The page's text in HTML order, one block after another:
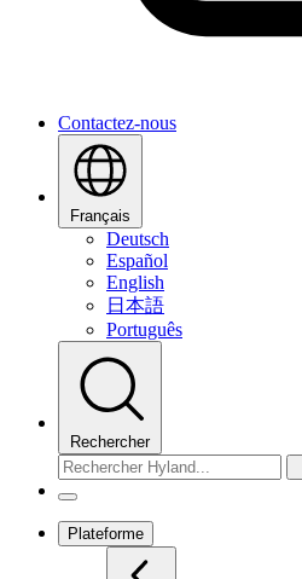
Contactez-nous
Français
Deutsch
Español
English
日本語
Português
Rechercher
Plateforme